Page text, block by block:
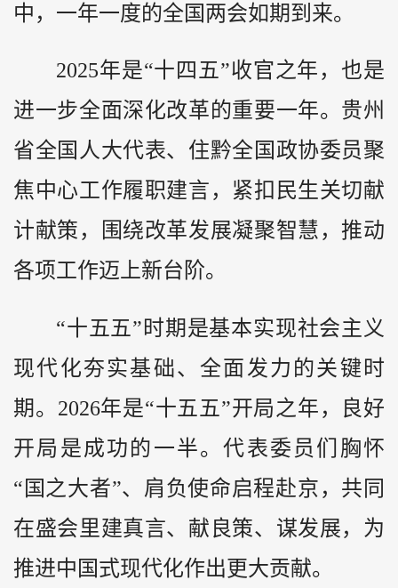
中，一年一度的全国两会如期到来。
2025年是“十四五”收官之年，也是
进一步全面深化改革的重要一年。 贵州
省全国人大代表、住黔全国政协委员聚
焦中心工作履职建言，紧扣民生关切献
计献策，围绕改革发展凝聚智慧，推动
各项工作迈上新台阶。
“十五五”时期是基本实现社会主义
现代化夯实基础、全面发力的关键时
期。2026年是“十五五”开局之年，良好
开局是成功的一半。代表委员们胸怀
“国之大者”、肩负使命启程赴京，共同
在盛会里建真言、献良策、谋发展，为
推进中国式现代化作出更大贡献。